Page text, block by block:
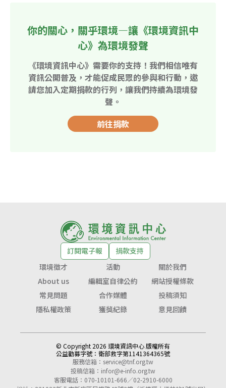
你的關心，關乎環境—讓《環境資訊中
心》為環境發聲
《環境資訊中心》需要你的支持！我們相信唯有
資訊公開普及，才能促成民眾的參與和行動，邀
請您加入定期捐款的行列，讓我們持續為環境發
聲。
前往捐款
訂閱電子報
捐款支持
環境徵才
活動
關於我們
About us
編輯室自律公約
網站授權條款
常見問題
合作媒體
投稿須知
隱私權政策
獲獎紀錄 意見回饋
© Copyright 2026 環境資訊中心 版權所有
公益勸募字號： 衛部救字第1141364365號
服務信箱： service@tnf.org.tw
投稿信箱： infor@e-info.org.tw
客服電話：070-10101-666／02-2910-6000